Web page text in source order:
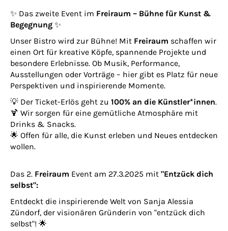
✨ Das zweite Event im Freiraum – Bühne für Kunst &
Begegnung ✨
Unser Bistro wird zur Bühne! Mit Freiraum schaffen wir
einen Ort für kreative Köpfe, spannende Projekte und
besondere Erlebnisse. Ob Musik, Performance,
Ausstellungen oder Vorträge – hier gibt es Platz für neue
Perspektiven und inspirierende Momente.
💡 Der Ticket-Erlös geht zu 100% an die Künstler*innen.
🍹 Wir sorgen für eine gemütliche Atmosphäre mit
Drinks & Snacks.
🌟 Offen für alle, die Kunst erleben und Neues entdecken
wollen.
Das 2. Freiraum Event am 27.3.2025 mit "Entzück dich
selbst":
Entdeckt die inspirierende Welt von Sanja Alessia
Zündorf, der visionären Gründerin von "entzück dich
selbst"! 🌟